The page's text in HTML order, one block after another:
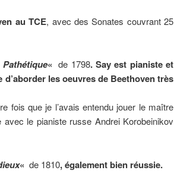
au TCE, avec des Sonates couvrant 25
Pathétique« de 1798. Say est pianiste et
les oeuvres de Beethoven très
fois que je l’avais entendu jouer le maître
le pianiste russe Andrei Korobeinikov
« de 1810, également bien réussie.